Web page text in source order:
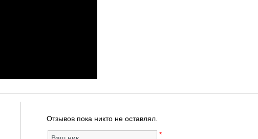
Отзывов пока никто не оставлял.
*